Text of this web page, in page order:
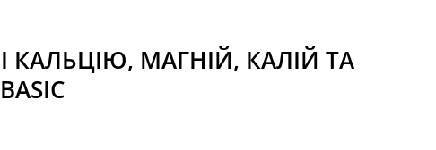
КАЛЬЦІЮ, МАГНІЙ, КАЛІЙ ТА